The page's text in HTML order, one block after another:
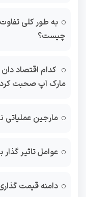
به طور کلی
چیست؟
کدام اقتصاد
مارک آپ صحبت
مارجین
عوامل تاثیر
دامنه قیمت